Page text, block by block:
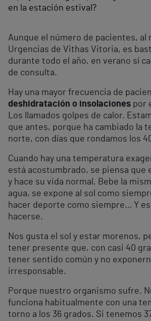
en la estación estival?
Aunque el número de pacientes, al
Urgencias de Vithas Vitoria, es
durante todo el año, en verano sí
de consulta.
Hay una mayor frecuencia de
deshidratación o insolaciones por
Los llamados golpes de calor.
que antes, porque ha cambiado la
norte, con días que rondamos los
Cuando hay una temperatura
está acostumbrado, se piensa que
y hace su vida normal. Bebe la
agua, se expone al sol como
hacer deporte como siempre… Y
hacerse.
Nos gusta el sol y estar morenos,
tener presente que, con casi 40
tener sentido común y no
irresponsable.
Porque nuestro organismo sufre.
funciona habitualmente con una
torno a los 36 grados. Si tenemos